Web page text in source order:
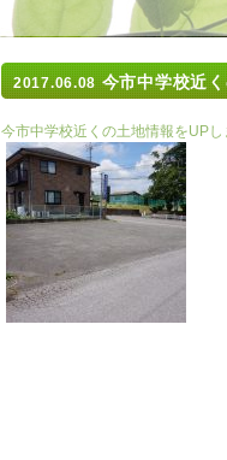
2017.06.08 今市中学校近
今市中学校近くの土地情報をUP